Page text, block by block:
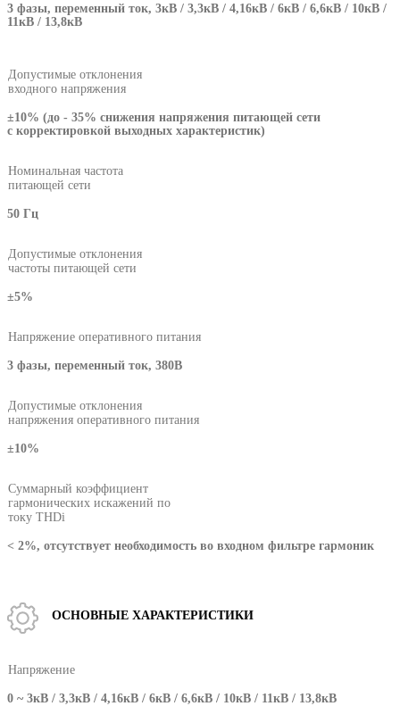
3 фазы, переменный ток, 3кВ / 3,3кВ / 4,16кВ / 6кВ / 6,6кВ / 10кВ /
11кВ / 13,8кВ
Допустимые отклонения
входного напряжения
±10% (до - 35% снижения напряжения питающей сети
с корректировкой выходных характеристик)
Номинальная частота
питающей сети
50 Гц
Допустимые отклонения
частоты питающей сети
±5%
Напряжение оперативного питания
3 фазы, переменный ток, 380В
Допустимые отклонения
напряжения оперативного питания
±10%
Суммарный коэффициент
гармонических искажений по
токy THDi
< 2%, отсутствует необходимость во входном фильтре гармоник
ОСНОВНЫЕ ХАРАКТЕРИСТИКИ
Напряжение
0 ~ 3кВ / 3,3кВ / 4,16кВ / 6кВ / 6,6кВ / 10кВ / 11кВ / 13,8кВ